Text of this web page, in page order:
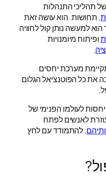
תהליכי התנהלות
, תחושות. הוא עושה זאת
הוא למעשה נותן קול לחוויה
ופיתוח מיומנויות
.
מערכת יחסים
את כל הפוטנציאל הגלום
לעולמו הפנימי של
לאנשים לפתח
, להתמודד עם לחץ